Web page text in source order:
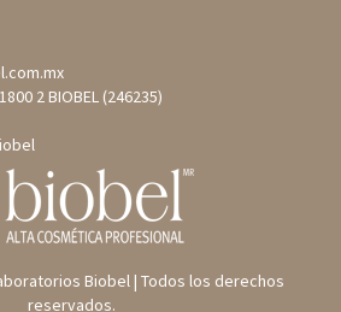
2 BIOBEL (246235)
Biobel | Todos los derechos
reservados.